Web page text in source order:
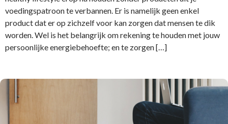
voedingspatroon te verbannen. Er is namelijk geen enkel
product dat er op zichzelf voor kan zorgen dat mensen te dik
worden. Wel is het belangrijk om rekening te houden met jouw
persoonlijke energiebehoefte; en te zorgen […]